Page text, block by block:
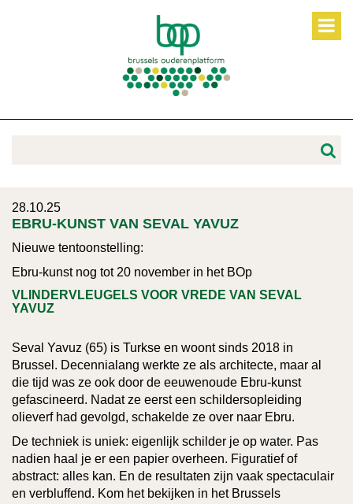
28.10.25
EBRU-KUNST VAN SEVAL YAVUZ
Nieuwe tentoonstelling:
Ebru-kunst nog tot 20 november in het BOp
VLINDERVLEUGELS VOOR VREDE VAN SEVAL
YAVUZ
Seval Yavuz (65) is Turkse en woont sinds 2018 in
Brussel. Decennialang werkte ze als architecte, maar al
die tijd was ze ook door de eeuwenoude Ebru-kunst
gefascineerd. Nadat ze eerst een schildersopleiding
olieverf had gevolgd, schakelde ze over naar Ebru.
De techniek is uniek: eigenlijk schilder je op water. Pas
nadien haal je er een papier overheen. Figuratief of
abstract: alles kan. En de resultaten zijn vaak spectaculair
en verbluffend. Kom het bekijken in het Brussels